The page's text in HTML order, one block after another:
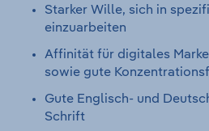
Starker Wille, sich in
einzuarbeiten
Affinität für digitales
sowie gute
Gute Englisch- und
Schrift